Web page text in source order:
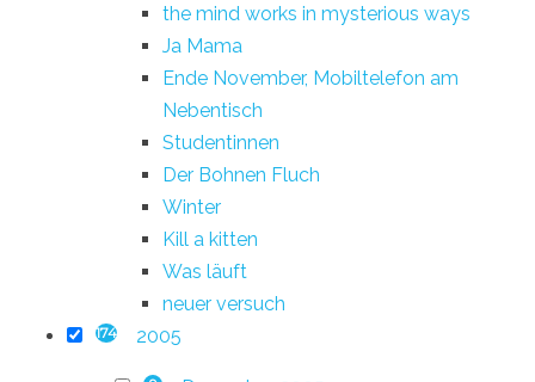
the mind works in mysterious ways
Ja Mama
Ende November, Mobiltelefon am
Nebentisch
Studentinnen
Der Bohnen Fluch
Winter
Kill a kitten
Was läuft
neuer versuch
174 2005